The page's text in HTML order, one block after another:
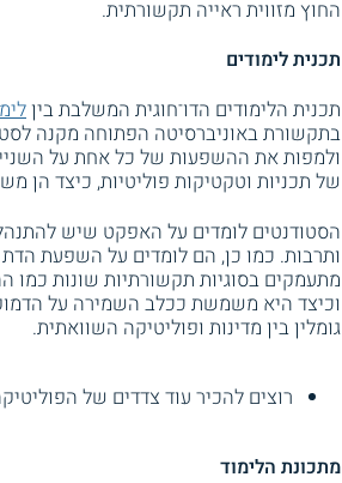
החוץ מזווית ראייה תקשורתית.
תכנית לימודים
תכנית הלימודים הדו־חוגית המשלבת בין
בתקשורת באוניברסיטה הפתוחה מקנה
ולמפות את ההשפעות של כל אחת על
של תכניות וטקטיקות פוליטיות, כיצד
הסטודנטים לומדים על האפקט שיש
ותרבות. כמו כן, הם לומדים על השפעת
מתעמקים בסוגיות תקשורתיות שונות
וכיצד היא משמשת ככלב השמירה על
גומלין בין מדינות ופוליטיקה השוואתית.
רוצים להכיר עוד צדדים של
מתכונת הלימוד